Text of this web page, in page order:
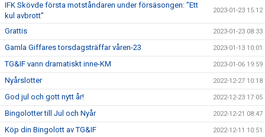
IFK Skövde första motståndaren under försäsongen: ”Ett
kul avbrott”
2023-01-23 15:12
Grattis 2023-01-23 08:33
Gamla Giffares torsdagsträffar våren-23 2023-01-13 10:01
TG&IF vann dramatiskt inne-KM 2023-01-06 19:59
Nyårslotter 2022-12-27 10:18
God jul och gott nytt år! 2022-12-23 17:05
Bingolotter till Jul och Nyår 2022-12-21 08:47
Köp din Bingolott av TG&IF 2022-12-11 10:51